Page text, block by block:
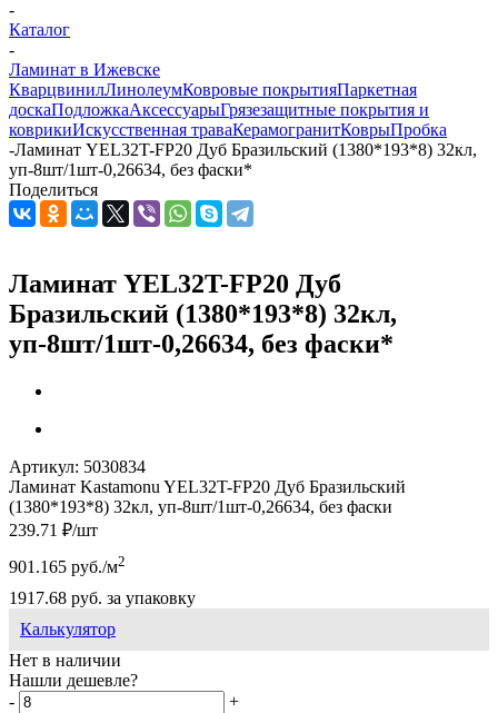
-
Каталог
-
Ламинат в Ижевске
КварцвинилЛинолеумКовровые покрытияПаркетная
доскаПодложкаАксессуарыГрязезащитные покрытия и
коврикиИскусственная траваКерамогранитКоврыПробка
-Ламинат YEL32T-FP20 Дуб Бразильский (1380*193*8) 32кл,
уп-8шт/1шт-0,26634, без фаски*
Поделиться
Ламинат YEL32T-FP20 Дуб
Бразильский (1380*193*8) 32кл,
уп-8шт/1шт-0,26634, без фаски*
Артикул: 5030834
Ламинат Kastamonu YEL32T-FP20 Дуб Бразильский
(1380*193*8) 32кл, уп-8шт/1шт-0,26634, без фаски
239.71 ₽/шт
901.165 руб./м2
1917.68 руб. за упаковку
Калькулятор
Нет в наличии
Нашли дешевле?
-
+